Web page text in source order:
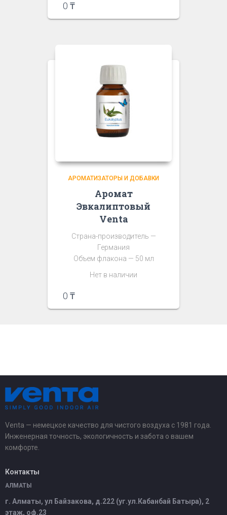
0 ₸
АРОМАТИЗАТОРЫ И ДОБАВКИ
Аромат
Эвкалиптовый
Venta
Страна-производитель —
Германия
Объем флакона — 50 мл
Нет в наличии
0 ₸
Venta — немецкое качество для чистого воздуха с 1981 года.
Инженерная точность, экологичность и забота о вашем
комфорте.
Контакты
АЛМАТЫ
г. Алматы, ул Байзакова, д.222 (уг.ул.Кабанбай Батыра), 2
этаж, оф.23